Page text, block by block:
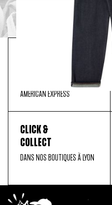
MASTER CARD, PAYPAL, VISA,
AMERICAN EXPRESS
CLICK &
COLLECT
DANS NOS BOUTIQUES À LYON